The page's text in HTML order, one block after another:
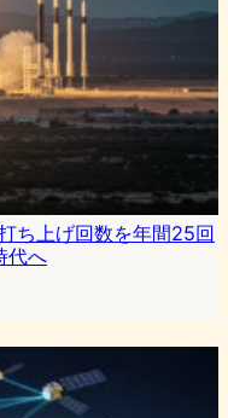
ち上げ回数を年間25回
代へ